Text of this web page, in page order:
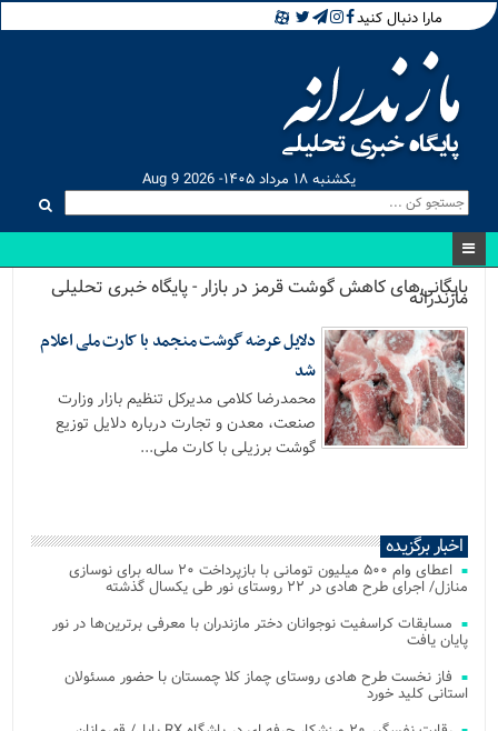
مارا دنبال کنید
یکشنبه ۱۸ مرداد ۱۴۰۵- Aug 9 2026
بایگانی‌های کاهش گوشت قرمز در بازار - پایگاه خبری تحلیلی
مازندرانه
دلایل عرضه گوشت منجمد با کارت ملی اعلام
شد
محمدرضا کلامی مدیرکل تنظیم بازار وزارت
صنعت، معدن و تجارت درباره دلایل توزیع
گوشت برزیلی با کارت ملی...
اخبار برگزیده
اعطای وام ۵۰۰ میلیون تومانی با بازپرداخت ۲۰ ساله برای نوسازی
منازل/ اجرای طرح هادی در ۲۲ روستای نور طی یکسال گذشته
مسابقات کراسفیت نوجوانان دختر مازندران با معرفی برترین‌ها در نور
پایان یافت
فاز نخست طرح هادی روستای چماز کلا چمستان با حضور مسئولان
استانی کلید خورد